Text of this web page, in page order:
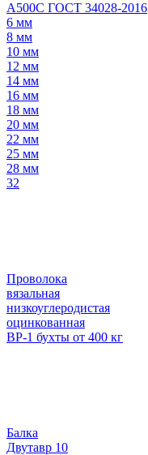
А500С ГОСТ 34028-2016
6 мм
8 мм
10 мм
12 мм
14 мм
16 мм
18 мм
20 мм
22 мм
25 мм
28 мм
32
Проволока
вязальная
низкоуглеродистая
оцинкованная
ВР-1 бухты от 400 кг
Балка
Двутавр 10